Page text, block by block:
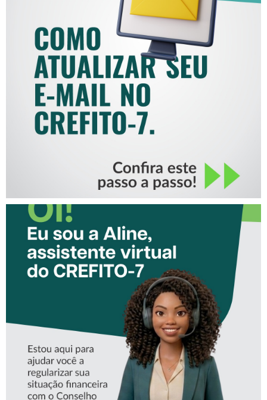
COMO ATUALIZAR SEU E-
MAIL NO CREFITO-7
CONHEÇA A ‘ALINE’,
ASSISTENTE VIRTUAL DO
CREFITO-7